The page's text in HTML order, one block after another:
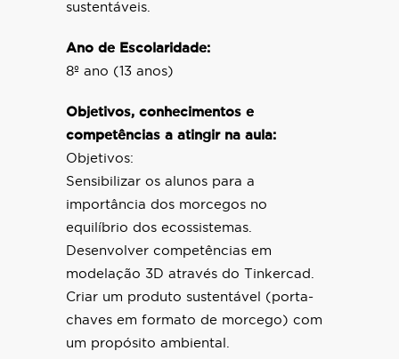
sustentáveis.
Ano de Escolaridade:
8º ano (13 anos)
Objetivos, conhecimentos e
competências a atingir na aula:
Objetivos:
Sensibilizar os alunos para a
importância dos morcegos no
equilíbrio dos ecossistemas.
Desenvolver competências em
modelação 3D através do Tinkercad.
Criar um produto sustentável (porta-
chaves em formato de morcego) com
um propósito ambiental.